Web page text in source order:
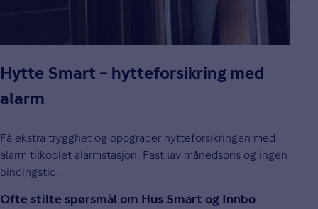
Hytte Smart – hytteforsikring med
alarm
Få ekstra trygghet og oppgrader hytteforsikringen med
alarm tilkoblet alarmstasjon. Fast lav månedspris og ingen
bindingstid.
Ofte stilte spørsmål om Hus Smart og Innbo